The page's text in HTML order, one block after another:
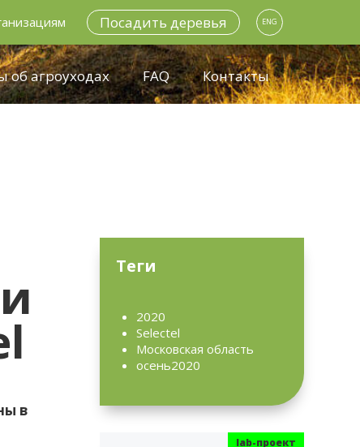
Посадить деревья ENG
об агроуходах FAQ Контакты
в
Теги
2020
Selectel
Московская область
осень2020